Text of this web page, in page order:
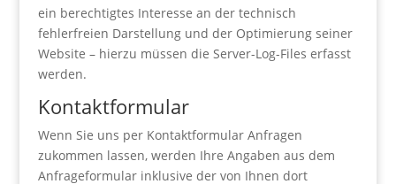
ein berechtigtes Interesse an der technisch
fehlerfreien Darstellung und der Optimierung seiner
Website – hierzu müssen die Server-Log-Files erfasst
werden.
Kontaktformular
Wenn Sie uns per Kontaktformular Anfragen
zukommen lassen, werden Ihre Angaben aus dem
Anfrageformular inklusive der von Ihnen dort